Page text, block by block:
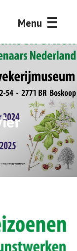
Menu